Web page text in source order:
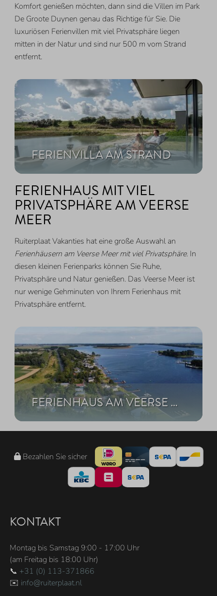
Komfort genießen möchten, dann sind die Villen im Park
De Groote Duynen genau das Richtige für Sie. Die
luxuriösen Ferienvillen mit viel Privatsphäre liegen
mitten in der Natur und sind nur 500 m vom Strand
entfernt.
FERIENVILLA AM STRAND
FERIENHAUS MIT VIEL
PRIVATSPHÄRE AM VEERSE
MEER
Ruiterplaat Vakanties hat eine große Auswahl an
Ferienhäusern am Veerse Meer mit viel Privatsphäre. In
diesen kleinen Ferienparks können Sie Ruhe,
Privatsphäre und Natur genießen. Das Veerse Meer ist
nur wenige Gehminuten von Ihrem Ferienhaus mit
Privatsphäre entfernt.
FERIENHAUS AM VEERSE MEER
Bezahlen Sie sicher
KONTAKT
Montag bis Samstag 9:00 - 17:00 Uhr
(am Freitag bis 18:00 Uhr)
📞 +31 (0) 113-371866
✉️ info@ruiterplaat.nl